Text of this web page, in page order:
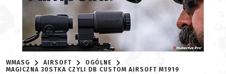
WMASG AIRSOFT
OGÓLNE
MAGICZNA 30STKA CZYLI DB CUSTOM AIRSOFT M1919